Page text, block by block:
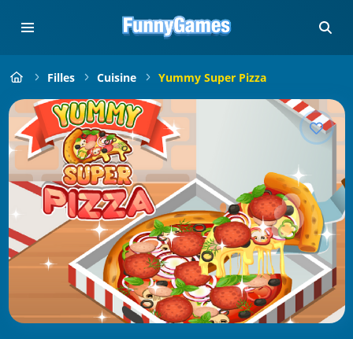
Filles Cuisine Yummy Super Pizza